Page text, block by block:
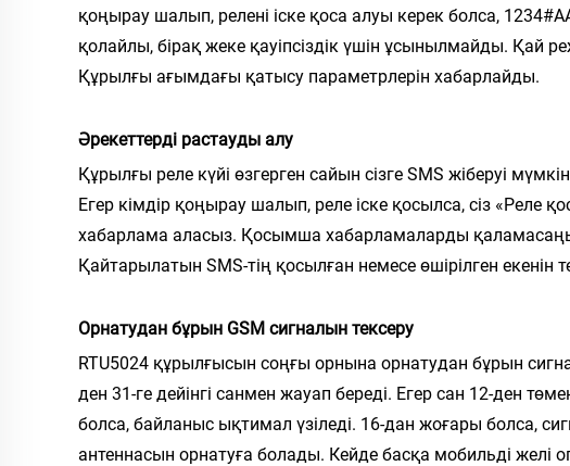
қоңырау шалып, релені іске қоса алуы керек болса,
қолайлы, бірақ жеке қауіпсіздік үшін ұсынылмайды. Қай
Құрылғы ағымдағы қатысу параметрлерін хабарлайды.
Әрекеттерді растауды алу
Құрылғы реле күйі өзгерген сайын сізге SMS жіберуі
Егер кімдір қоңырау шалып, реле іске қосылса, сіз «Реле
хабарлама аласыз. Қосымша хабарламаларды
Қайтарылатын SMS-тің қосылған немесе өшірілген екенін
Орнатудан бұрын GSM сигналын тексеру
RTU5024 құрылғысын соңғы орнына орнатудан бұрын
ден 31-ге дейінгі санмен жауап береді. Егер сан 12-ден
болса, байланыс ықтимал үзіледі. 16-дан жоғары болса,
антеннасын орнатуға болады. Кейде басқа мобильді